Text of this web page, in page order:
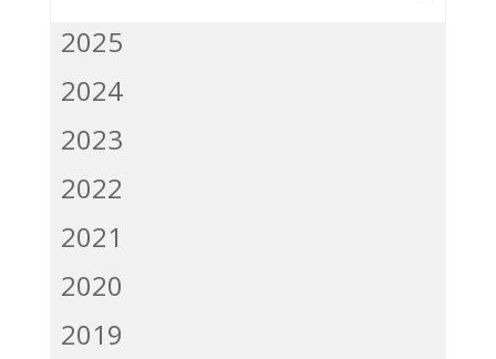
2025
2024
2023
2022
2021
2020
2019